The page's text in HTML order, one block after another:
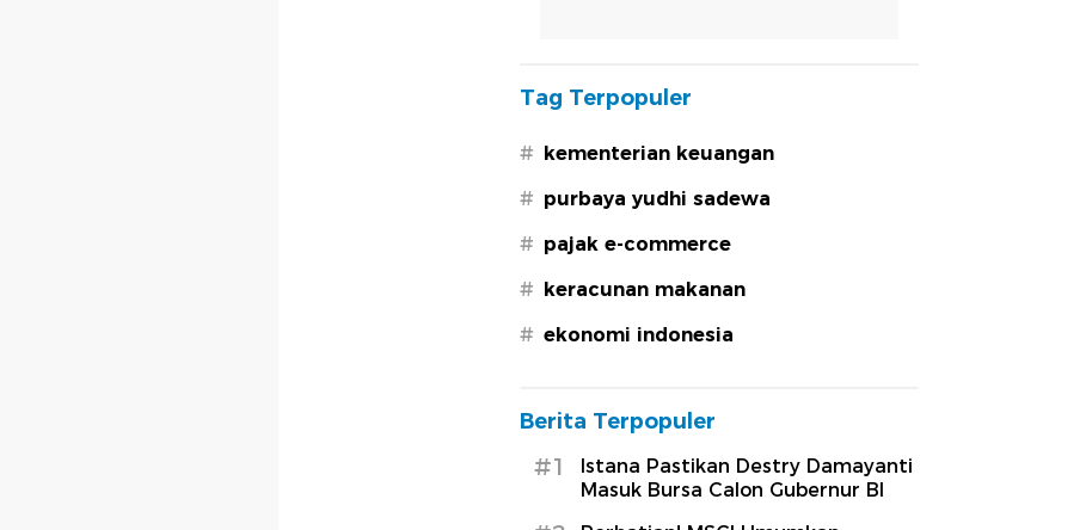
Tag Terpopuler
# kementerian keuangan
# purbaya yudhi sadewa
# pajak e-commerce
# keracunan makanan
# ekonomi indonesia
Berita Terpopuler
#1
Istana Pastikan Destry Damayanti
Masuk Bursa Calon Gubernur BI